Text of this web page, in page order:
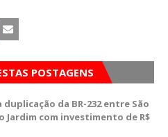
POSTAGENS
da BR-232 entre São
Jardim com investimento de R$